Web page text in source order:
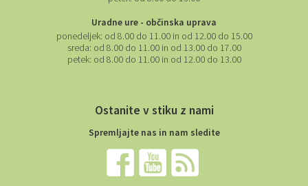
Uradne ure - občinska uprava
ponedeljek: od 8.00 do 11.00 in od 12.00 do 15.00
sreda: od 8.00 do 11.00 in od 13.00 do 17.00
petek: od 8.00 do 11.00 in od 12.00 do 13.00
Ostanite v stiku z nami
Spremljajte nas in nam sledite